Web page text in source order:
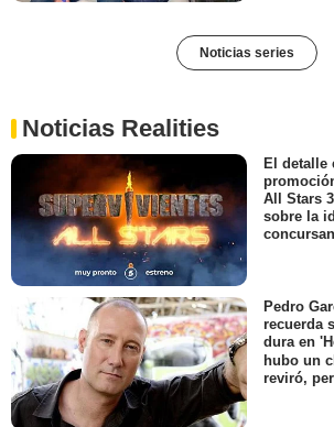
Noticias series
Noticias Realities
El detalle
All Stars
sobre la
Pedro
recuerda
dura en
hubo un
reviró,